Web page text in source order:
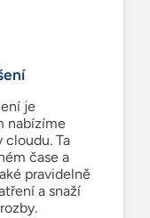
je
nabízíme
cloudu. Ta
čase a
pravidelně
a snaží